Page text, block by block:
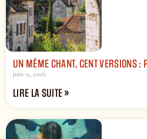
UN MÊME CHANT, CENT VERSIONS :
juin 9, 2026
LIRE LA SUITE »